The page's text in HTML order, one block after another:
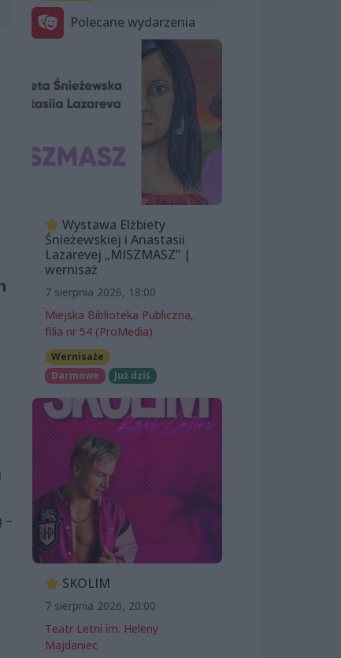
–
Polecane wydarzenia
Wystawa Elżbiety
Śnieżewskiej i Anastasii
Lazarevej „MISZMASZ” |
wernisaż
7 sierpnia 2026, 18:00
Miejska Biblioteka Publiczna,
filia nr 54 (ProMedia)
Wernisaże
Darmowe
Już dziś
SKOLIM
7 sierpnia 2026, 20:00
Teatr Letni im. Heleny
Majdaniec